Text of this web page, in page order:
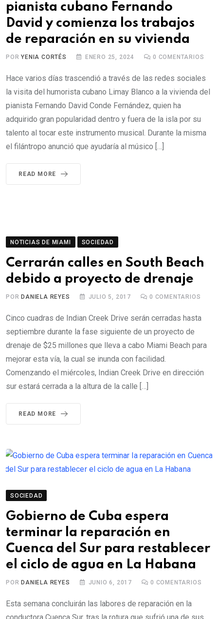
pianista cubano Fernando
David y comienza los trabajos
de reparación en su vivienda
PORYENIA CORTÉS ENERO 25, 2024 0 COMENTARIOS
Hace varios días trascendió a través de las redes sociales
la visita del humorista cubano Limay Blanco a la vivienda del
pianista Fernando David Conde Fernández, quien ha
adquirido gran popularidad dentro y fuera de la isla por su
talento al tocar este instrumento musical. Durante la misma
el filántropo anunció que ayudaría al músico […]
READ MORE
NOTICIAS DE MIAMI SOCIEDAD
Cerrarán calles en South Beach
debido a proyecto de drenaje
POR DANIELA REYES JULIO 5, 2017 0 COMENTARIOS
Cinco cuadras de Indian Creek Drive serán cerradas hasta
septiembre durante la fase siguiente de un proyecto de
drenaje de $25 millones que lleva a cabo Miami Beach para
mejorar esta vía, la cual se inunda con facilidad.
Comenzando el miércoles, Indian Creek Drive en dirección
sur estará cerrada a la altura de la calle […]
READ MORE
SOCIEDAD
Gobierno de Cuba espera
terminar la reparación en
Cuenca del Sur para restablecer
el ciclo de agua en La Habana
POR DANIELA REYES JUNIO 6, 2017 0 COMENTARIOS
Esta semana concluirán las labores de reparación en la